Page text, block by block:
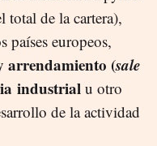
total de la cartera),
países europeos,
arrendamiento (sale
industrial u otro
de la actividad